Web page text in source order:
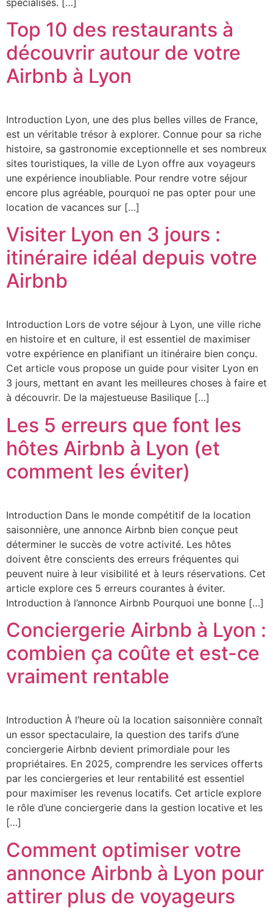
Top 10 des restaurants à
découvrir autour de votre
Airbnb à Lyon
Introduction Lyon, une des plus belles villes de France,
est un véritable trésor à explorer. Connue pour sa riche
histoire, sa gastronomie exceptionnelle et ses nombreux
sites touristiques, la ville de Lyon offre aux voyageurs
une expérience inoubliable. Pour rendre votre séjour
encore plus agréable, pourquoi ne pas opter pour une
location de vacances sur […]
Visiter Lyon en 3 jours :
itinéraire idéal depuis votre
Airbnb
Introduction Lors de votre séjour à Lyon, une ville riche
en histoire et en culture, il est essentiel de maximiser
votre expérience en planifiant un itinéraire bien conçu.
Cet article vous propose un guide pour visiter Lyon en
3 jours, mettant en avant les meilleures choses à faire et
à découvrir. De la majestueuse Basilique […]
Les 5 erreurs que font les
hôtes Airbnb à Lyon (et
comment les éviter)
Introduction Dans le monde compétitif de la location
saisonnière, une annonce Airbnb bien conçue peut
déterminer le succès de votre activité. Les hôtes
doivent être conscients des erreurs fréquentes qui
peuvent nuire à leur visibilité et à leurs réservations. Cet
article explore ces 5 erreurs courantes à éviter.
Introduction à l’annonce Airbnb Pourquoi une bonne […]
Conciergerie Airbnb à Lyon :
combien ça coûte et est-ce
vraiment rentable
Introduction À l’heure où la location saisonnière connaît
un essor spectaculaire, la question des tarifs d’une
conciergerie Airbnb devient primordiale pour les
propriétaires. En 2025, comprendre les services offerts
par les conciergeries et leur rentabilité est essentiel
pour maximiser les revenus locatifs. Cet article explore
le rôle d’une conciergerie dans la gestion locative et les
[…]
Comment optimiser votre
annonce Airbnb à Lyon pour
attirer plus de voyageurs